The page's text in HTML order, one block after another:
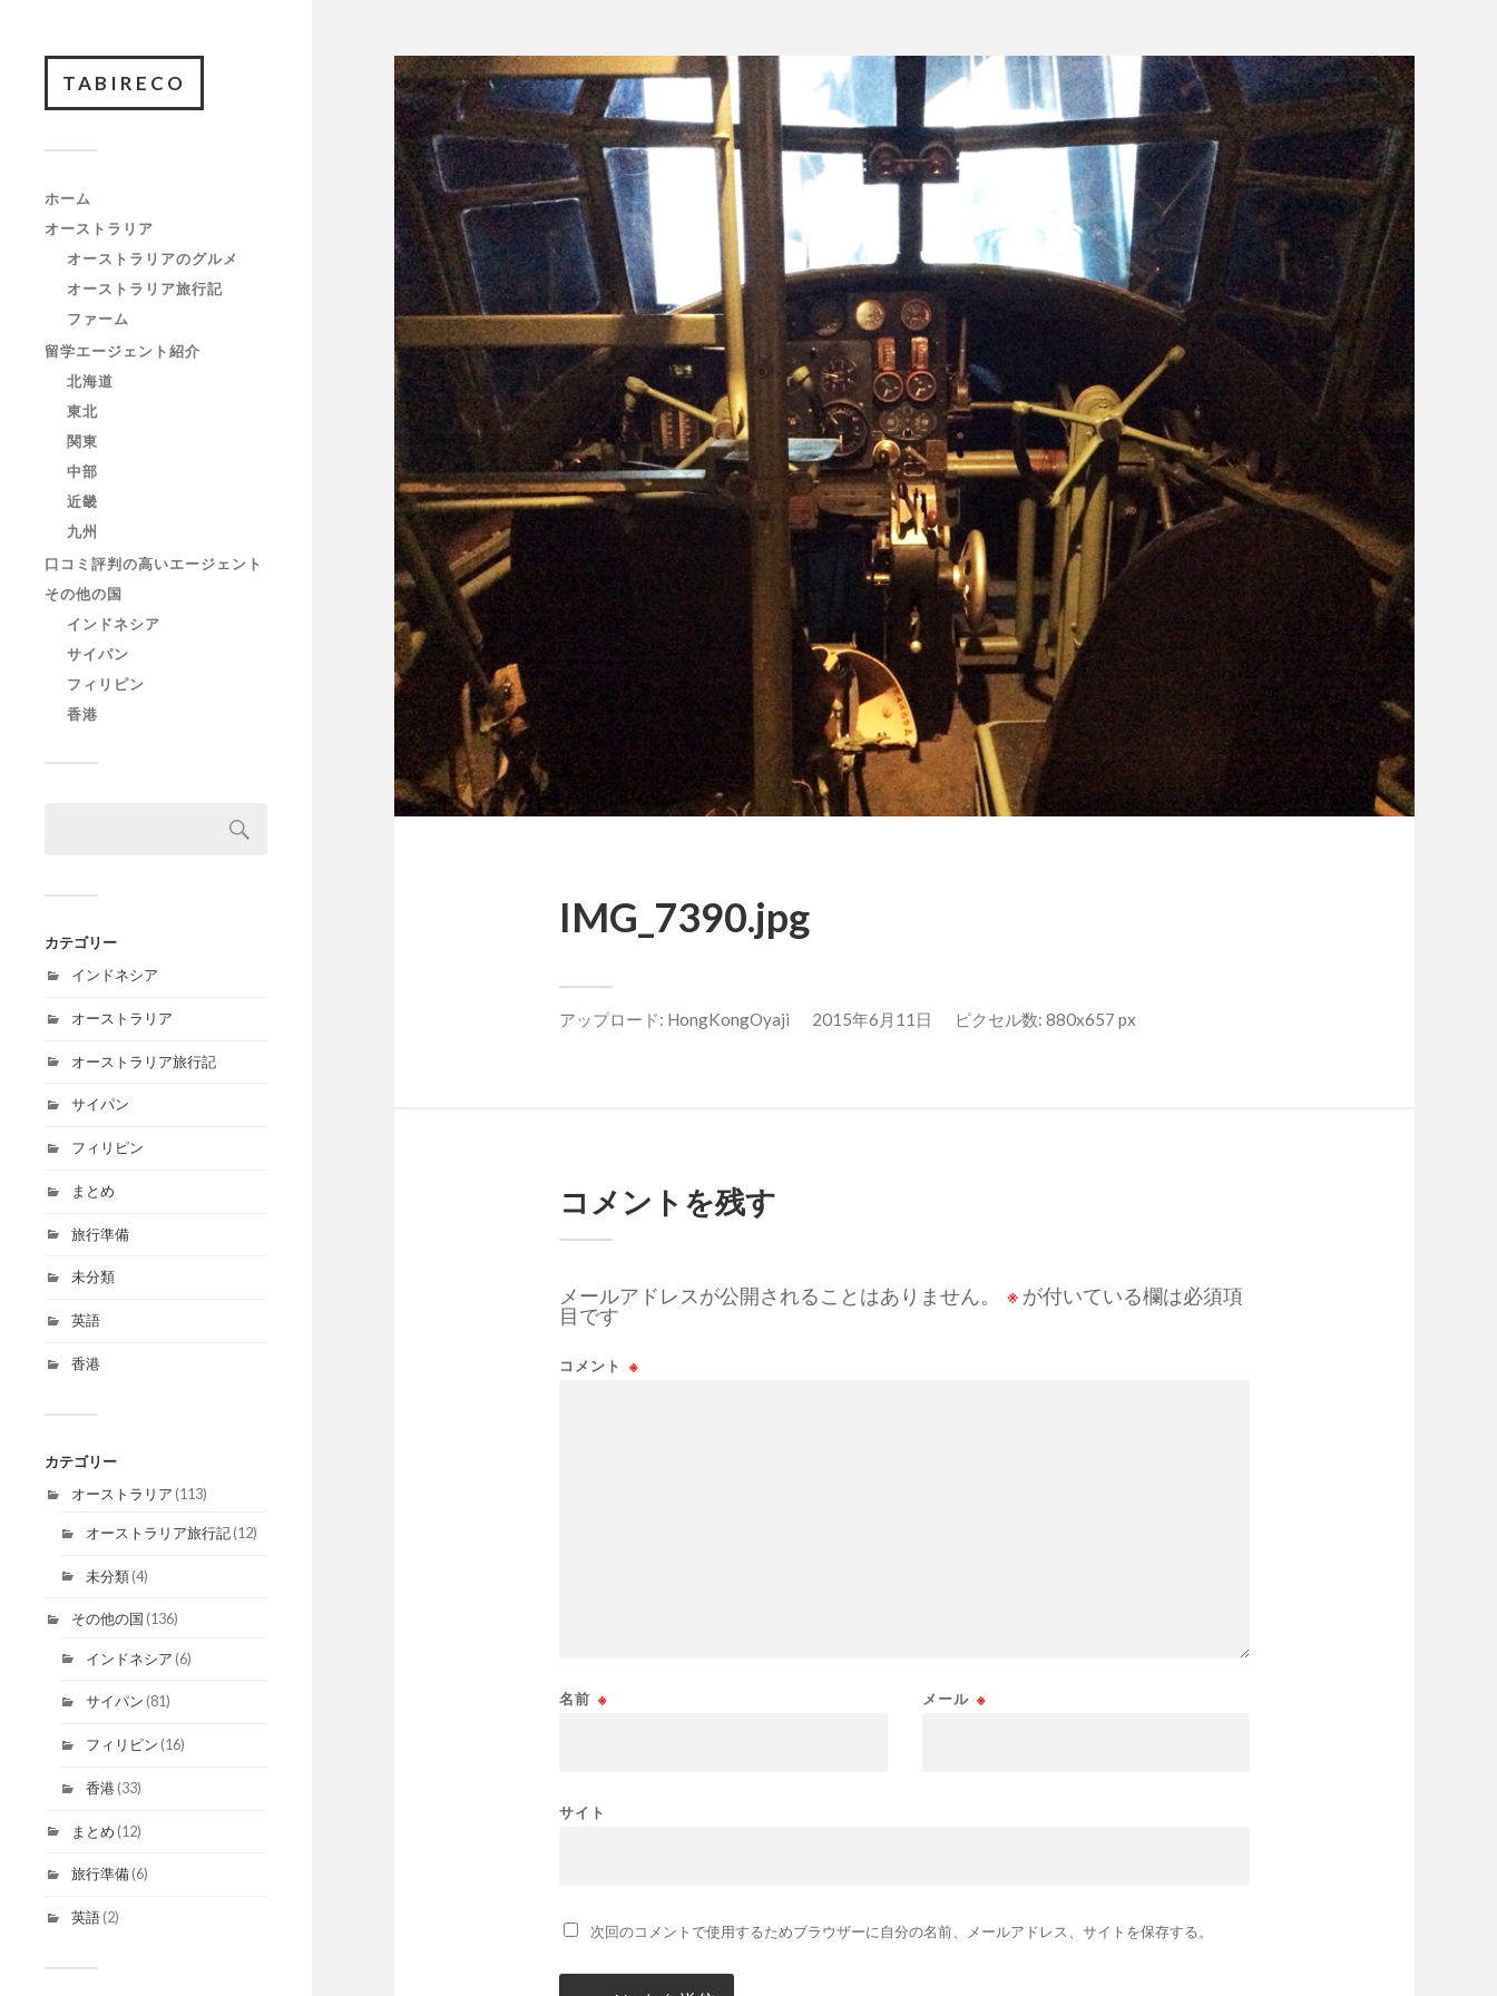
TABIRECO
ホーム
オーストラリア
オーストラリアのグルメ
オーストラリア旅行記
ファーム
留学エージェント紹介
北海道
東北
関東
中部
近畿
九州
口コミ評判の高いエージェント
その他の国
インドネシア
サイパン
フィリピン
香港
カテゴリー
インドネシア
オーストラリア
オーストラリア旅行記
サイパン
フィリピン
まとめ
旅行準備
未分類
英語
香港
カテゴリー
オーストラリア (113)
オーストラリア旅行記(12)
未分類(4)
その他の国 (136)
インドネシア (6)
サイパン (81)
フィリピン (16)
香港(33)
まとめ (12)
旅行準備(6)
英語(2)
IMG_7390.jpg
アップロード: HongKongOyaji 2015年6月11日 ピクセル数: 880x657 px
コメントを残す
メールアドレスが公開されることはありません。 ※ が付いている欄は必須項
目です
コメント ※
名前 ※ メール ※
サイト
次回のコメントで使用するためブラウザーに自分の名前、メールアドレス、サイトを保存する。